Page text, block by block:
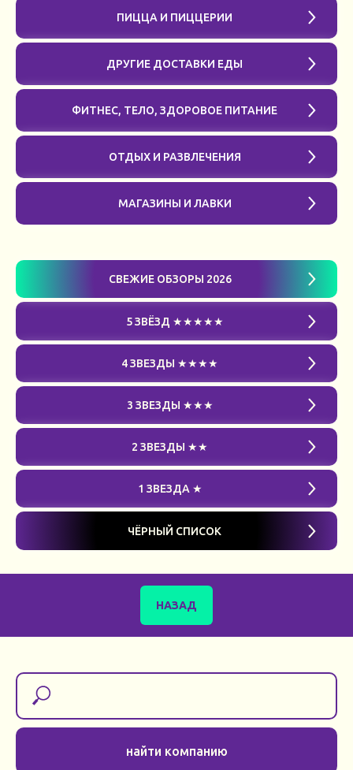
ПИЦЦА И ПИЦЦЕРИИ
ДРУГИЕ ДОСТАВКИ ЕДЫ
ФИТНЕС, ТЕЛО, ЗДОРОВОЕ ПИТАНИЕ
ОТДЫХ И РАЗВЛЕЧЕНИЯ
МАГАЗИНЫ И ЛАВКИ
СВЕЖИЕ ОБЗОРЫ 2026
5 ЗВЁЗД ★★★★★
4 ЗВЕЗДЫ ★★★★
3 ЗВЕЗДЫ ★★★
2 ЗВЕЗДЫ ★★
1 ЗВЕЗДА ★
ЧЁРНЫЙ СПИСОК
НАЗАД
найти компанию